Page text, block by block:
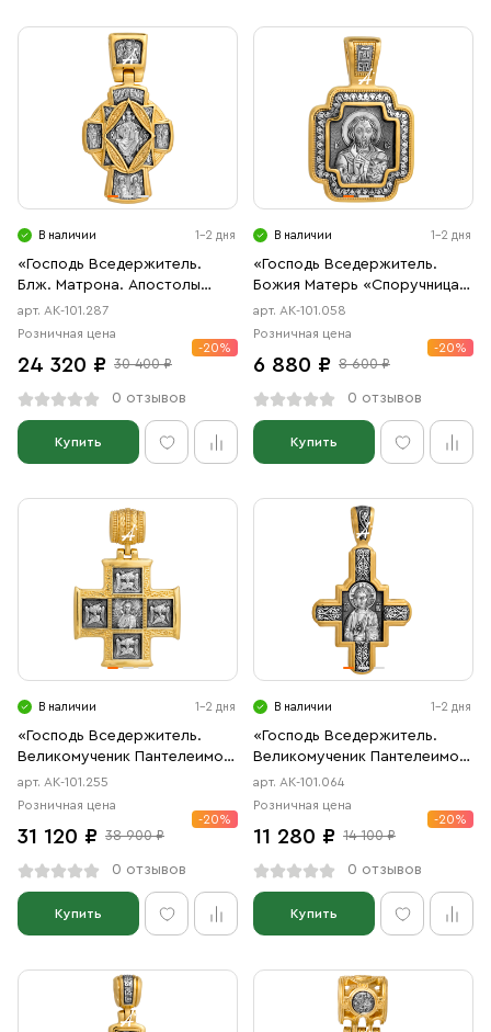
В наличии 1-2 дня
«Господь Вседержитель.
Блж. Матрона. Апостолы
Петр и Павел. Св. Петр и
Феврония»
арт. АК-101.287
Розничная цена
24 320 ₽ 30 400 ₽
-20%
0 отзывов
Купить
В наличии 1-2 дня
«Господь Вседержитель.
Божия Матерь «Споручница
грешных»
арт. АК-101.058
Розничная цена
6 880 ₽ 8 600 ₽
-20%
0 отзывов
Купить
В наличии 1-2 дня
«Господь Вседержитель.
Великомученик Пантелеимон
со сценами жития»
арт. АК-101.255
Розничная цена
31 120 ₽ 38 900 ₽
-20%
0 отзывов
Купить
В наличии 1-2 дня
«Господь Вседержитель.
Великомученик Пантелеимон
Целитель»
арт. АК-101.064
Розничная цена
11 280 ₽ 14 100 ₽
-20%
0 отзывов
Купить